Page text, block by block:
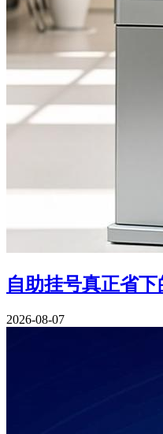
自助挂号真正省
2026-08-07